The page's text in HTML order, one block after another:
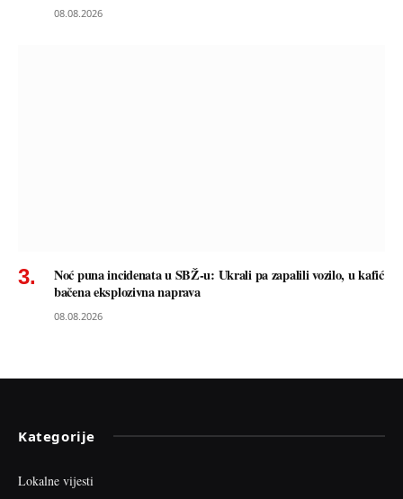
08.08.2026
Noć puna incidenata u SBŽ-u: Ukrali pa zapalili vozilo, u kafić
bačena eksplozivna naprava
08.08.2026
Kategorije
Lokalne vijesti